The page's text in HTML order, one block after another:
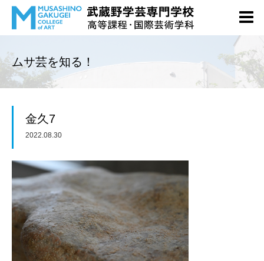
ムサ芸を知る！
金久7
2022.08.30